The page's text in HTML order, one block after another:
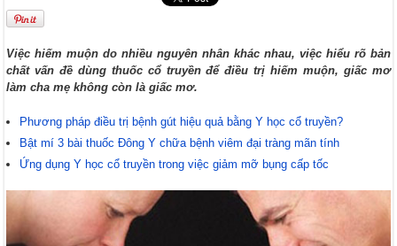
Việc hiếm muộn do nhiều nguyên nhân khác nhau, việc hiểu rõ bản
chất vấn đề dùng thuốc cổ truyền để điều trị hiếm muộn, giấc mơ
làm cha mẹ không còn là giấc mơ.
Phương pháp điều trị bệnh gút hiệu quả bằng Y học cổ truyền?
Bật mí 3 bài thuốc Đông Y chữa bệnh viêm đại tràng mãn tính
Ứng dụng Y học cổ truyền trong việc giảm mỡ bụng cấp tốc